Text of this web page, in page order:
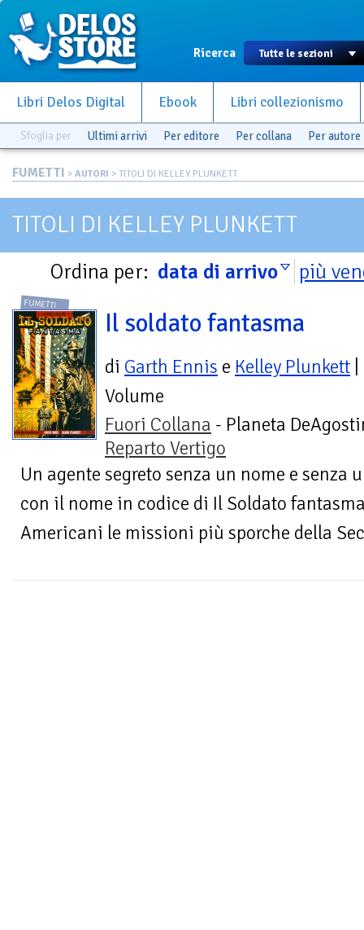
Ricerca
Libri Delos Digital Ebook Libri collezionismo
Sfoglia per Ultimi arrivi Per editore Per collana Per autore
FUMETTI > AUTORI > TITOLI DI KELLEY PLUNKETT
TITOLI DI KELLEY PLUNKETT
Ordina per: data di arrivo più
FUMETTI
Il soldato fantasma
di Garth Ennis e Kelley Plunkett
Volume
Fuori Collana - Planeta
Reparto Vertigo
Un agente segreto senza un nome e senza
con il nome in codice di Il Soldato
Americani le missioni più sporche della